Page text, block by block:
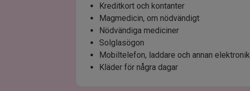
Kreditkort och kontanter
Magmedicin, om nödvändigt
Nödvändiga mediciner
Solglasögon
Mobiltelefon, laddare och annan elektronik
Kläder för några dagar